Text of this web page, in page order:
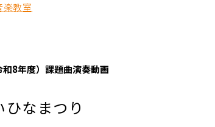
楽教室
8年度）課題曲演奏動画
ひなまつり